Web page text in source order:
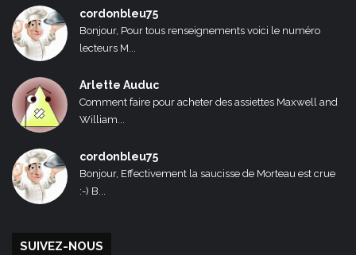
cordonbleu75
Bonjour, Pour tous renseignements voici le numéro
lecteurs M...
Arlette Auduc
Comment faire pour acheter des assiettes Maxwell and
William...
cordonbleu75
Bonjour, Effectivement la saucisse de Morteau est crue
:-) B...
SUIVEZ-NOUS